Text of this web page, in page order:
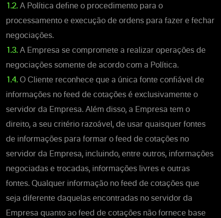
1.2. A Política define o procedimento para o
processamento e execução de ordens para fazer e fechar
negociações.
1.3. A Empresa se compromete a realizar operações de
negociações somente de acordo com a Política.
1.4. O Cliente reconhece que a única fonte confiável de
informações no feed de cotações é exclusivamente o
servidor da Empresa. Além disso, a Empresa tem o
direito, a seu critério razoável, de usar quaisquer fontes
de informações para formar o feed de cotações no
servidor da Empresa, incluindo, entre outros, informações
negociadas e trocadas, informações livres e outras
fontes. Qualquer informação no feed de cotações que
seja diferente daquelas encontradas no servidor da
Empresa quanto ao feed de cotações não fornece base